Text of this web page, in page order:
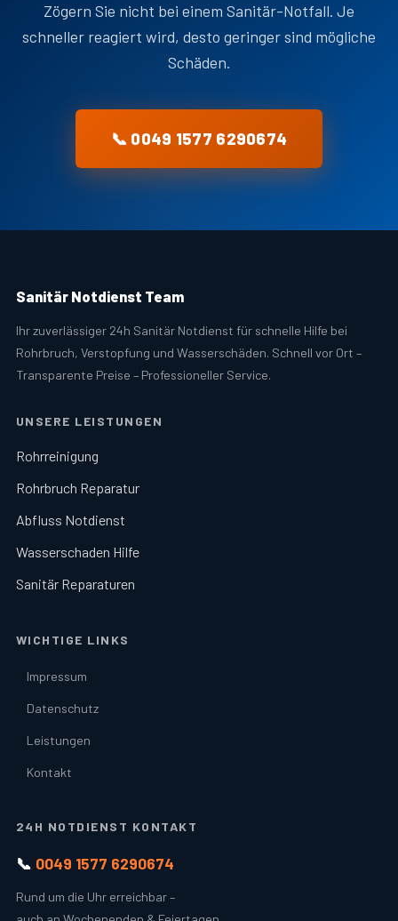
Zögern Sie nicht bei einem Sanitär-Notfall. Je
schneller reagiert wird, desto geringer sind mögliche
Schäden.
📞 0049 1577 6290674
Sanitär Notdienst Team
Ihr zuverlässiger 24h Sanitär Notdienst für schnelle Hilfe bei
Rohrbruch, Verstopfung und Wasserschäden. Schnell vor Ort –
Transparente Preise – Professioneller Service.
UNSERE LEISTUNGEN
Rohrreinigung
Rohrbruch Reparatur
Abfluss Notdienst
Wasserschaden Hilfe
Sanitär Reparaturen
WICHTIGE LINKS
Impressum
Datenschutz
Leistungen
Kontakt
24H NOTDIENST KONTAKT
📞 0049 1577 6290674
Rund um die Uhr erreichbar –